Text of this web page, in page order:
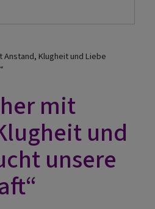
Anstand, Klugheit und Liebe
mit
und
unsere